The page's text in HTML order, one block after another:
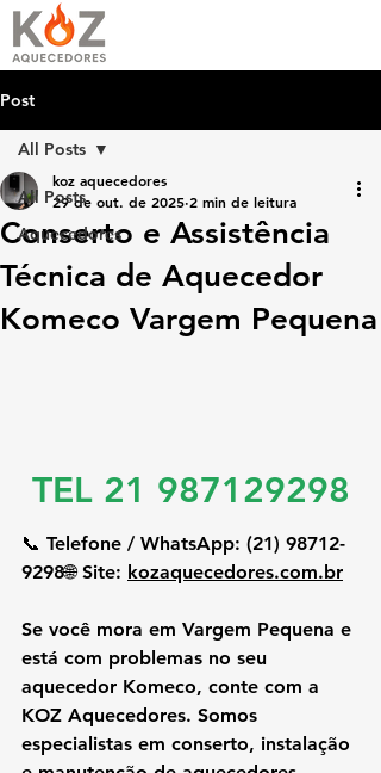
Post
All Posts
Aquecedores
All Posts
Conserto e Assistência
Técnica de Aquecedor
Komeco Vargem Pequena
koz aquecedores
29 de out. de 2025 2 min de leitura
TEL 21 987129298
📞 Telefone / WhatsApp: (21) 98712-
9298🌐 Site: kozaquecedores.com.br
Se você mora em Vargem Pequena e
está com problemas no seu
aquecedor Komeco, conte com a
KOZ Aquecedores. Somos
especialistas em conserto, instalação